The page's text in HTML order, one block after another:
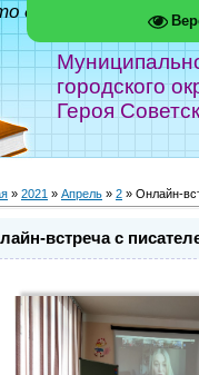
городского
Героя
дело - школа!"
» 2021 » Апрель » 2 » Онлайн-
встреча с